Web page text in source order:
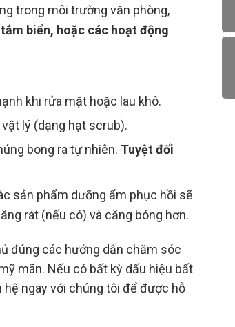
trong môi trường văn phòng,
biển, hoặc các hoạt động
khi rửa mặt hoặc lau khô.
lý (dạng hạt scrub).
bong ra tự nhiên. Tuyệt đối
sản phẩm dưỡng ẩm phục hồi sẽ
rát (nếu có) và căng bóng hơn.
đúng các hướng dẫn chăm sóc
mãn. Nếu có bất kỳ dấu hiệu bất
hệ ngay với chúng tôi để được hỗ